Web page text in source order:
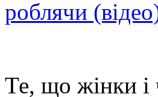
роблячи
Те, що жінки і